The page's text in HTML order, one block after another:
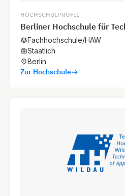
HOCHSCHULPROFIL
Berliner Hochschule für
Fachhochschule/HAW
Staatlich
Berlin
Zur Hochschule